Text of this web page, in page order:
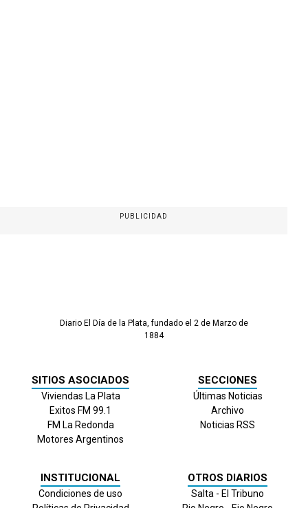
PUBLICIDAD
Diario El Día de la Plata, fundado el 2 de Marzo de
1884
SITIOS ASOCIADOS
Viviendas La Plata
Exitos FM 99.1
FM La Redonda
Motores Argentinos
SECCIONES
Últimas Noticias
Archivo
Noticias RSS
INSTITUCIONAL
Condiciones de uso
OTROS DIARIOS
Salta - El Tribuno